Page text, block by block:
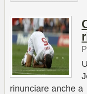
rinunciare anche a